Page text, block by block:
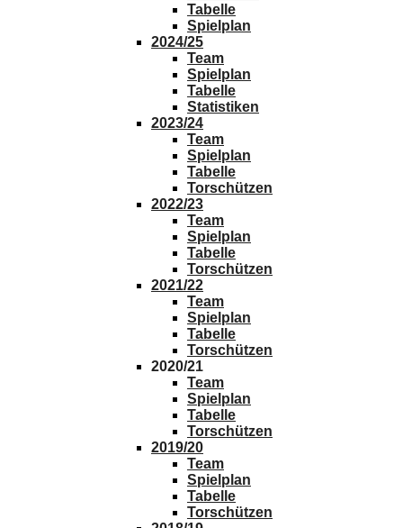
Tabelle
Spielplan
2024/25
Team
Spielplan
Tabelle
Statistiken
2023/24
Team
Spielplan
Tabelle
Torschützen
2022/23
Team
Spielplan
Tabelle
Torschützen
2021/22
Team
Spielplan
Tabelle
Torschützen
2020/21
Team
Spielplan
Tabelle
Torschützen
2019/20
Team
Spielplan
Tabelle
Torschützen